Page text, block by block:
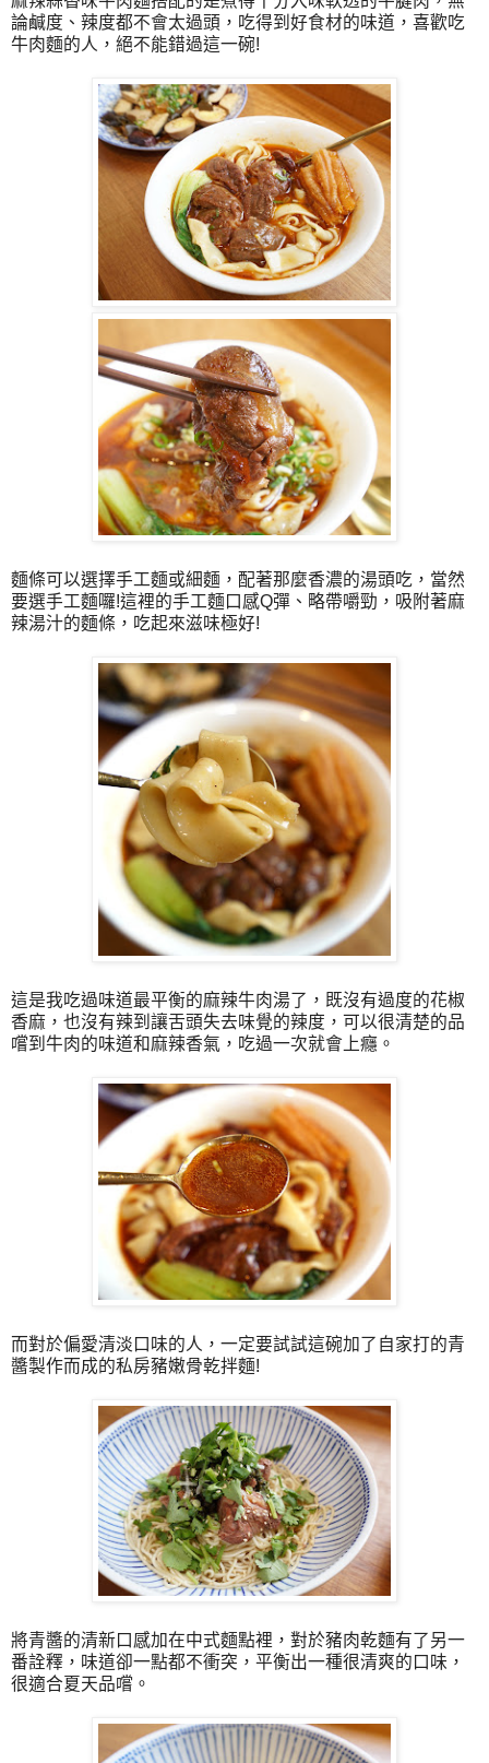
論鹹度、辣度都不會太過頭，吃得到好食材的味道，喜歡吃
牛肉麵的人，絕不能錯過這一碗!
麵條可以選擇手工麵或細麵，配著那麼香濃的湯頭吃，當然
要選手工麵囉!這裡的手工麵口感Q彈、略帶嚼勁，吸附著麻
辣湯汁的麵條，吃起來滋味極好!
這是我吃過味道最平衡的麻辣牛肉湯了，既沒有過度的花椒
香麻，也沒有辣到讓舌頭失去味覺的辣度，可以很清楚的品
嚐到牛肉的味道和麻辣香氣，吃過一次就會上癮。
而對於偏愛清淡口味的人，一定要試試這碗加了自家打的青
醬製作而成的私房豬嫩骨乾拌麵!
將青醬的清新口感加在中式麵點裡，對於豬肉乾麵有了另一
番詮釋，味道卻一點都不衝突，平衡出一種很清爽的口味，
很適合夏天品嚐。